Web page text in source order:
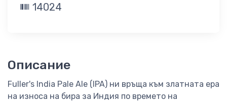
14024
Описание
Fuller's India Pale Ale (IPA) ни връща към златната ера
на износа на бира за Индия по времето на